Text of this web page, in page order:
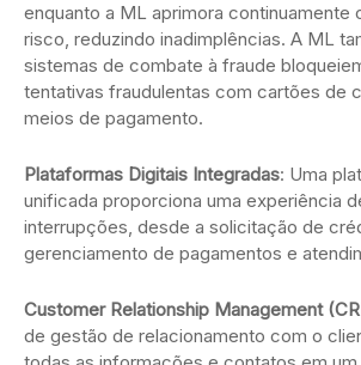
enquanto a ML aprimora continuamente
risco, reduzindo inadimplências. A ML
sistemas de combate à fraude
tentativas fraudulentas com cartões de
meios de pagamento.
Plataformas Digitais Integradas: Uma
unificada proporciona uma experiência
interrupções, desde a solicitação de
gerenciamento de pagamentos e
Customer Relationship Management
de gestão de relacionamento com o